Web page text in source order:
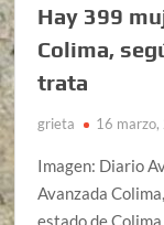
Hay 399
Colima,
trata
grieta 16 marzo,
Imagen: Diario
Avanzada
estado de